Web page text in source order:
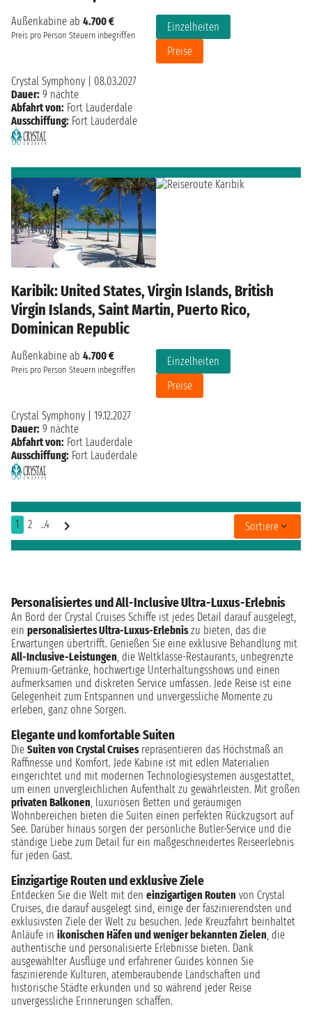
Außenkabine ab 4.700 €
Preis pro Person Steuern inbegriffen
Einzelheiten
Preise
Crystal Symphony
08.03.2027
Dauer: 9 nächte
Abfahrt von: Fort Lauderdale
Ausschiffung: Fort Lauderdale
Karibik: United States, Virgin Islands, British
Virgin Islands, Saint Martin, Puerto Rico,
Dominican Republic
Außenkabine ab 4.700 €
Preis pro Person Steuern inbegriffen
Einzelheiten
Preise
Crystal Symphony
19.12.2027
Dauer: 9 nächte
Abfahrt von: Fort Lauderdale
Ausschiffung: Fort Lauderdale
1 2 ..4 Sortiere
Personalisiertes und All-Inclusive Ultra-Luxus-Erlebnis
An Bord der Crystal Cruises Schiffe ist jedes Detail darauf ausgelegt,
ein personalisiertes Ultra-Luxus-Erlebniszu bieten, das die
Erwartungen übertrifft. Genießen Sie eine exklusive Behandlung mit
All-Inclusive-Leistungen, die Weltklasse-Restaurants, unbegrenzte
Premium-Getränke, hochwertige Unterhaltungsshows und einen
aufmerksamen und diskreten Service umfassen. Jede Reise ist eine
Gelegenheit zum Entspannen und unvergessliche Momente zu
erleben, ganz ohne Sorgen.
Elegante und komfortable Suiten
Die Suiten von Crystal Cruisesrepräsentieren das Höchstmaß an
Raffinesse und Komfort. Jede Kabine ist mit edlen Materialien
eingerichtet und mit modernen Technologiesystemen ausgestattet,
um einen unvergleichlichen Aufenthalt zu gewährleisten. Mit großen
privaten Balkonen, luxuriösen Betten und geräumigen
Wohnbereichen bieten die Suiten einen perfekten Rückzugsort auf
See. Darüber hinaus sorgen der persönliche Butler-Service und die
ständige Liebe zum Detail für ein maßgeschneidertes Reiseerlebnis
für jeden Gast.
Einzigartige Routen und exklusive Ziele
Entdecken Sie die Welt mit den einzigartigen Routen von Crystal
Cruises, die darauf ausgelegt sind, einige der faszinierendsten und
exklusivsten Ziele der Welt zu besuchen. Jede Kreuzfahrt beinhaltet
Anläufe in ikonischen Häfen und weniger bekannten Zielen, die
authentische und personalisierte Erlebnisse bieten. Dank
ausgewählter Ausflüge und erfahrener Guides können Sie
faszinierende Kulturen, atemberaubende Landschaften und
historische Städte erkunden und so während jeder Reise
unvergessliche Erinnerungen schaffen.